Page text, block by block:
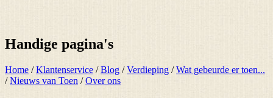
Handige pagina's
Home /Klantenservice /Blog /Verdieping /Wat gebeurde er toen...
/Nieuws van Toen /Over ons